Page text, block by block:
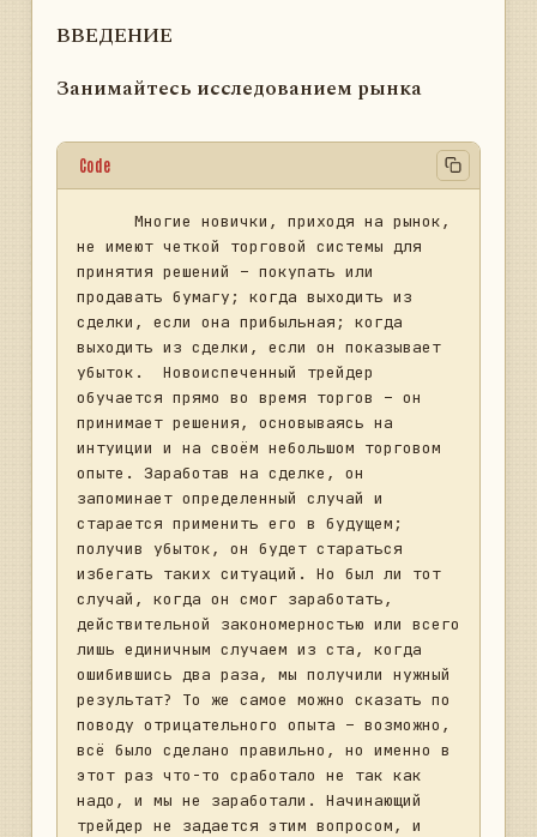
ВВЕДЕНИЕ
Занимайтесь исследованием рынка
Code
не имеют четкой торговой системы для
принятия решений – покупать или
продавать бумагу; когда выходить из
сделки, если она прибыльная; когда
выходить из сделки, если он показывает
убыток.  Новоиспеченный трейдер
обучается прямо во время торгов – он
принимает решения, основываясь на
интуиции и на своём небольшом торговом
опыте. Заработав на сделке, он
запоминает определенный случай и
старается применить его в будущем;
получив убыток, он будет стараться
избегать таких ситуаций. Но был ли тот
случай, когда он смог заработать,
действительной закономерностью или всего
лишь единичным случаем из ста, когда
ошибившись два раза, мы получили нужный
результат? То же самое можно сказать по
поводу отрицательного опыта – возможно,
всё было сделано правильно, но именно в
этот раз что-то сработало не так как
надо, и мы не заработали. Начинающий
трейдер не задается этим вопросом, и